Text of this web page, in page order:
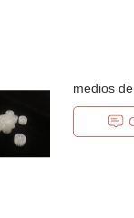
medios